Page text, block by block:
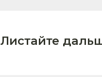
Листайте